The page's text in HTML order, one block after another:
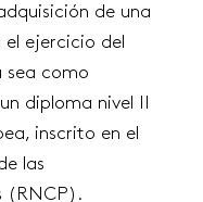
de una
ejercicio del
como
diploma nivel II
inscrito en el
las
(RNCP).